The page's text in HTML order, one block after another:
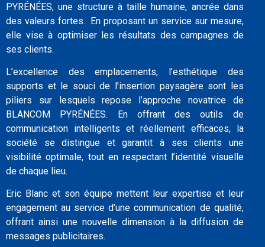
PYRÉNÉES, une structure à taille humaine, ancrée dans
des valeurs fortes. En proposant un service sur mesure,
elle vise à optimiser les résultats des campagnes de
ses clients.
L’excellence des emplacements, l’esthétique des
supports et le souci de l’insertion paysagère sont les
piliers sur lesquels repose l’approche novatrice de
BLANCOM PYRÉNÉES. En offrant des outils de
communication intelligents et réellement efficaces, la
société se distingue et garantit à ses clients une
visibilité optimale, tout en respectant l’identité visuelle
de chaque lieu.
Eric Blanc et son équipe mettent leur expertise et leur
engagement au service d’une communication de qualité,
offrant ainsi une nouvelle dimension à la diffusion de
messages publicitaires.